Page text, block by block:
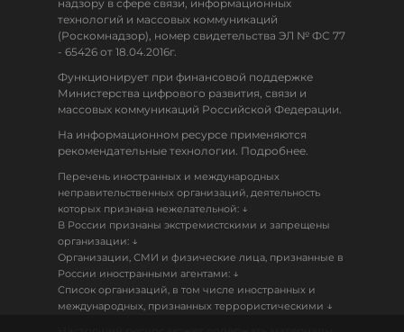
надзору в сфере связи, информационных
технологий и массовых коммуникаций
(Роскомнадзор), номер свидетельства ЭЛ № ФС 77
- 65426 от 18.04.2016г.
Функционирует при финансовой поддержке
Министерства цифрового развития, связи и
массовых коммуникаций Российской Федерации.
На информационном ресурсе применяются
рекомендательные технологии. Подробнее.
Перечень иностранных и международных
неправительственных организаций, деятельность
которых признана нежелательной: ↓
В России признаны экстремистскими и запрещены
организации: ↓
Организации, СМИ и физические лица, признанные в
России иностранными агентами: ↓
Список организаций, в том числе иностранных и
международных, признанных террористическими ↓